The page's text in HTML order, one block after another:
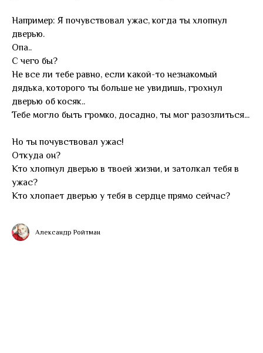
Например: Я почувствовал ужас, когда ты хлопнул
дверью.
Опа..
С чего бы?
Не все ли тебе равно, если какой-то незнакомый
дядька, которого ты больше не увидишь, грохнул
дверью об косяк..
Тебе могло быть громко, досадно, ты мог разозлиться...
Но ты почувствовал ужас!
Откуда он?
Кто хлопнул дверью в твоей жизни, и затолкал тебя в
ужас?
Кто хлопает дверью у тебя в сердце прямо сейчас?
Александр Ройтман